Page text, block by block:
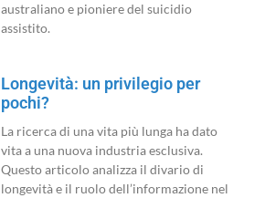
australiano e pioniere del suicidio
assistito.
Longevità: un privilegio per
pochi?
La ricerca di una vita più lunga ha dato
vita a una nuova industria esclusiva.
Questo articolo analizza il divario di
longevità e il ruolo dell’informazione nel